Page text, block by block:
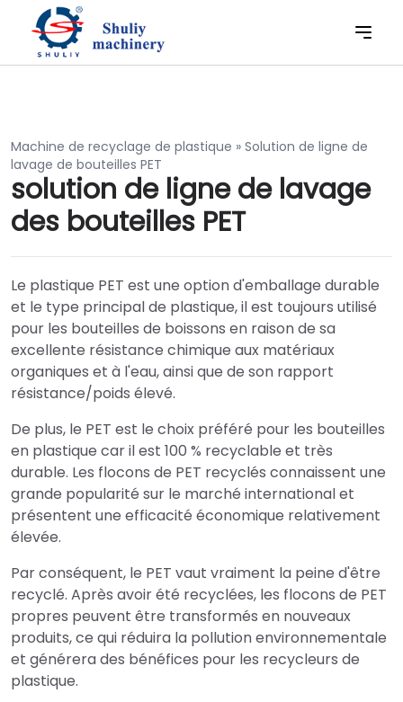
Machine de recyclage de plastique » Solution de ligne de
lavage de bouteilles PET
solution de ligne de lavage
des bouteilles PET
Le plastique PET est une option d'emballage durable
et le type principal de plastique, il est toujours utilisé
pour les bouteilles de boissons en raison de sa
excellente résistance chimique aux matériaux
organiques et à l'eau, ainsi que de son rapport
résistance/poids élevé.
De plus, le PET est le choix préféré pour les bouteilles
en plastique car il est 100 % recyclable et très
durable. Les flocons de PET recyclés connaissent une
grande popularité sur le marché international et
présentent une efficacité économique relativement
élevée.
Par conséquent, le PET vaut vraiment la peine d'être
recyclé. Après avoir été recyclées, les flocons de PET
propres peuvent être transformés en nouveaux
produits, ce qui réduira la pollution environnementale
et générera des bénéfices pour les recycleurs de
plastique.